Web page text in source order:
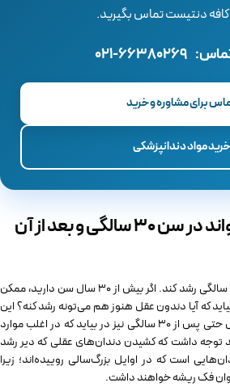
دنتیست تماس بگیرید.
021-66380269
برای مشاوره و خرید
خرید مواد دندانپزشکی
آیا دندان عقل می‌تواند در سن 30 سالگی و بعد از آن
بله، دندان عقل می‌تواند در 30 سالگی رشد کند. اگر بیش از 30 سال سن دارید، ممکن
که آیا دندون عقل هنوز هم می‌تونه رشد کنه؟ این
امکان وجود دارد که دندان عقل حتی پس از 30 سالگی نیز در بیاید که در اغلب موارد
توجه داشت که کشیدن دندان‌های عقلی که دیر رشد
است که در اوایل بزرگ‌سالی روییده‌اند؛ زیرا
فک ریشه خواهند داشت.